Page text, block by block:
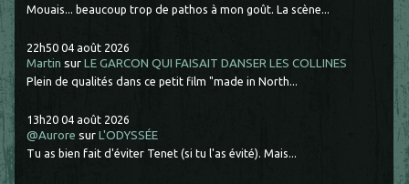
Mouais... beaucoup trop de pathos à mon goût. La scène...
22h50 04 août 2026
Martin surLE GARCON QUI FAISAIT DANSER LES COLLINES
Plein de qualités dans ce petit film "made in North...
13h20 04 août 2026
@Aurore surL'ODYSSÉE
Tu as bien fait d'éviter Tenet (si tu l'as évité). Mais...